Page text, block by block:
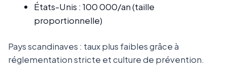
États-Unis : 100 000/an (taille
proportionnelle)
Pays scandinaves : taux plus faibles grâce à
réglementation stricte et culture de prévention.